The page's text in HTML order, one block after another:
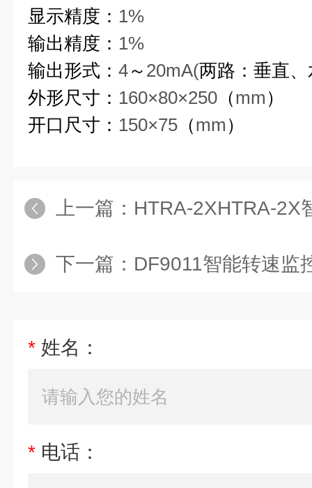
显示精度： 1%
输出精度： 1%
输出形式： 4～ 20mA(两路：垂直
外形尺寸： 160×80×250 （mm ）
开口尺寸： 150×75 （mm ）
上一篇： HTRA-2XHTRA-2X
下一篇： DF9011智能转速监
* 姓名：
* 电话：